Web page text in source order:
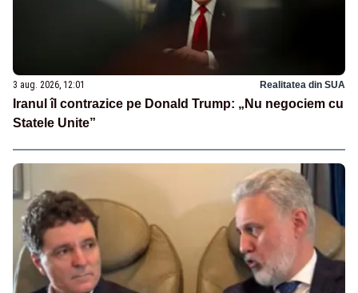
3 aug. 2026, 12:01 Realitatea din SUA
Iranul îl contrazice pe Donald Trump: „Nu negociem cu
Statele Unite”